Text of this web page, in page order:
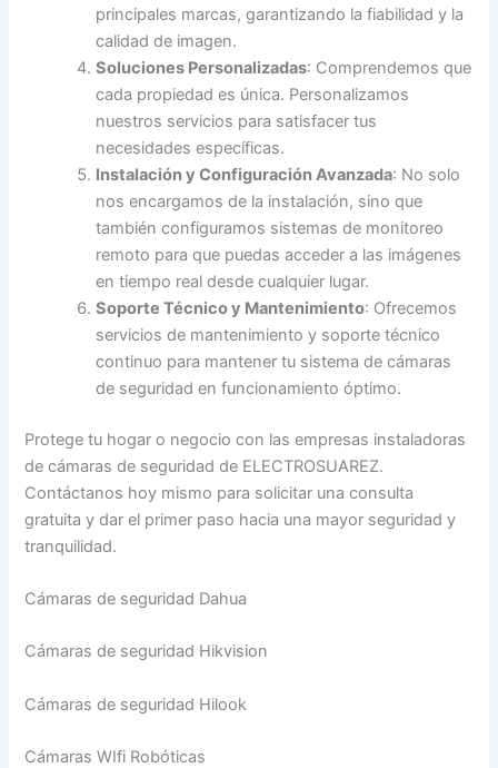
principales marcas, garantizando la fiabilidad y la
calidad de imagen.
Soluciones Personalizadas: Comprendemos que
cada propiedad es única. Personalizamos
nuestros servicios para satisfacer tus
necesidades específicas.
Instalación y Configuración Avanzada: No solo
nos encargamos de la instalación, sino que
también configuramos sistemas de monitoreo
remoto para que puedas acceder a las imágenes
en tiempo real desde cualquier lugar.
Soporte Técnico y Mantenimiento: Ofrecemos
servicios de mantenimiento y soporte técnico
continuo para mantener tu sistema de cámaras
de seguridad en funcionamiento óptimo.
Protege tu hogar o negocio con las empresas instaladoras
de cámaras de seguridad de ELECTROSUAREZ.
Contáctanos hoy mismo para solicitar una consulta
gratuita y dar el primer paso hacia una mayor seguridad y
tranquilidad.
Cámaras de seguridad Dahua
Cámaras de seguridad Hikvision
Cámaras de seguridad Hilook
Cámaras WIfi Robóticas